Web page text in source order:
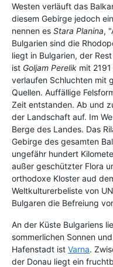
Westen verläuft das
diesem Gebirge jedoch
nennen es Stara Planina,
Bulgarien sind die
liegt in Bulgarien, der
ist Goljam Perelik mit
verlaufen Schluchten mit
Quellen. Auffällige
Zeit entstanden. Ab und
der Landschaft auf. Im
Berge des Landes. Das
Gebirge des gesamten
ungefähr hundert
außer geschützter Flora
orthodoxe Kloster aud
Weltkulturerbeliste von
Bulgaren die Befreiung
An der Küste Bulgariens
sommerlichen Sonnen
Hafenstadt ist Varna.
der Donau liegt ein